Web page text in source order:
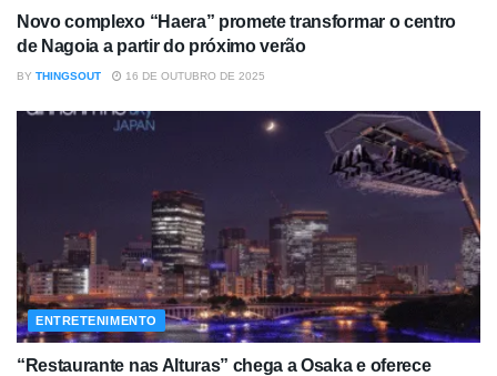
Novo complexo “Haera” promete transformar o centro
de Nagoia a partir do próximo verão
BY THINGSOUT 16 DE OUTUBRO DE 2025
ENTRETENIMENTO
“Restaurante nas Alturas” chega a Osaka e oferece